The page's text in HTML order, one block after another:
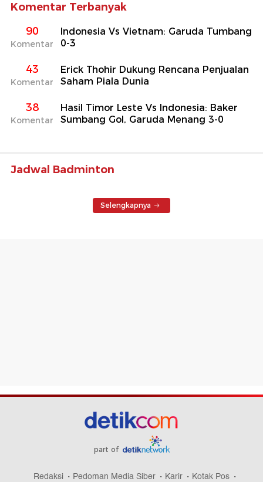
Komentar Terbanyak
90
Komentar
Indonesia Vs Vietnam: Garuda Tumbang
0-3
43
Komentar
Erick Thohir Dukung Rencana Penjualan
Saham Piala Dunia
38
Komentar
Hasil Timor Leste Vs Indonesia: Baker
Sumbang Gol, Garuda Menang 3-0
Jadwal Badminton
Selengkapnya
part of
Redaksi Pedoman Media Siber Karir Kotak Pos